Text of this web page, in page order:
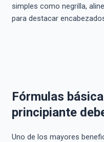
simples como negrilla,
para destacar
Fórmulas
principiante
Uno de los mayores